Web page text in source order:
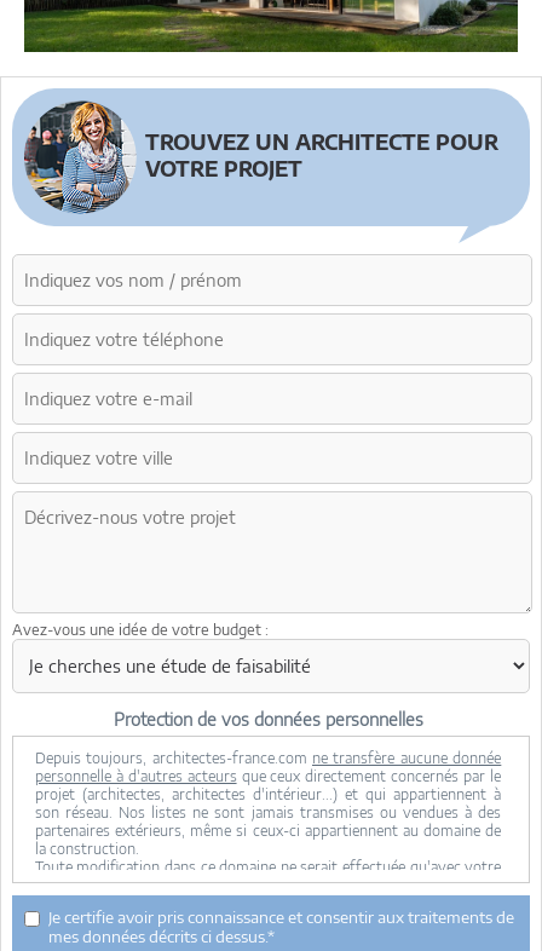
TROUVEZ UN ARCHITECTE POUR
VOTRE PROJET
Avez-vous une idée de votre budget :
Protection de vos données personnelles
Depuis toujours, architectes-france.com ne transfère aucune donnée
personnelle à d'autres acteurs que ceux directement concernés par le
projet (architectes, architectes d'intérieur...) et qui appartiennent à
son réseau. Nos listes ne sont jamais transmises ou vendues à des
partenaires extérieurs, même si ceux-ci appartiennent au domaine de
la construction.
Toute modification dans ce domaine ne serait effectuée qu'avec votre
consentement.
Je consens à ce que mes données personnelles soient collectées pour
permettre à architectes-france de transférer votre projet aux
architectes. Seul Architectes-france, ses équipes internes et la
Je certifie avoir pris connaissance et consentir aux traitements de
mes données décrits ci dessus.*